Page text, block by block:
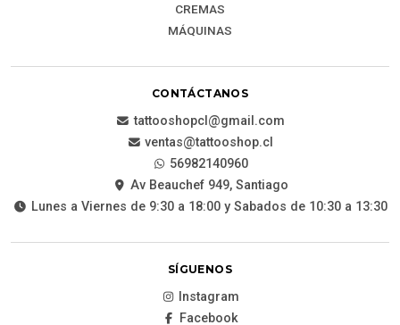
CREMAS
MÁQUINAS
CONTÁCTANOS
tattooshopcl@gmail.com
ventas@tattooshop.cl
56982140960
Av Beauchef 949, Santiago
Lunes a Viernes de 9:30 a 18:00 y Sabados de 10:30 a 13:30
SÍGUENOS
Instagram
Facebook